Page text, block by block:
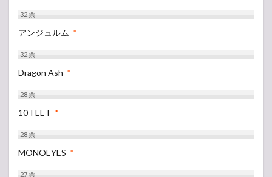
32票
アンジュルム *
32票
Dragon Ash *
28票
10-FEET *
28票
MONOEYES *
27票